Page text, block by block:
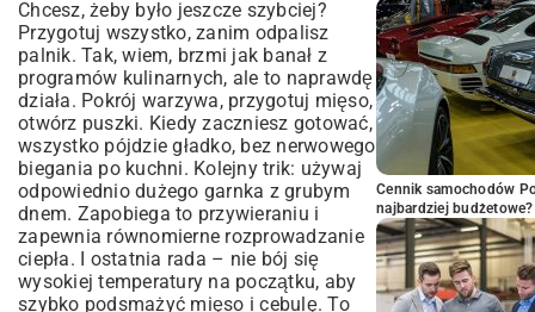
Chcesz, żeby było jeszcze szybciej?
Przygotuj wszystko, zanim odpalisz
palnik. Tak, wiem, brzmi jak banał z
programów kulinarnych, ale to naprawdę
działa. Pokrój warzywa, przygotuj mięso,
otwórz puszki. Kiedy zaczniesz gotować,
wszystko pójdzie gładko, bez nerwowego
biegania po kuchni. Kolejny trik: używaj
odpowiednio dużego garnka z grubym
dnem. Zapobiega to przywieraniu i
zapewnia równomierne rozprowadzanie
ciepła. I ostatnia rada – nie bój się
wysokiej temperatury na początku, aby
szybko podsmażyć mięso i cebulę. To
Cennik samochodów
najbardziej budżetowe?